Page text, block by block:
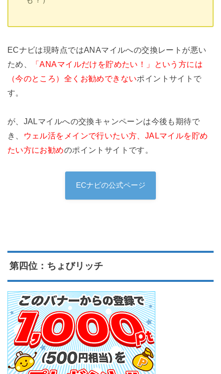
ECナビは現時点ではANAマイルへの交換レートが悪い
ため、
「ANAマイルだけを貯めたい！」という方には
（今のところ）全くお勧めできないポイントサイトで
す。
が、JALマイルへの交換キャンペーンは今後も期待で
き、
ウェル活をメインで行いたい方、JALマイルを貯め
たい方にお勧めのポイントサイトです。
ECナビの公式ページ
第四位：ちょびリッチ